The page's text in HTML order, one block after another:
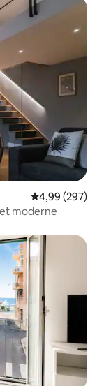
Note
4,99 (297)
moderne